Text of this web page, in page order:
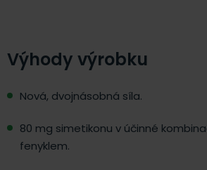
Výhody výrobku
Nová, dvojnásobná síla.
80 mg simetikonu v účinné
fenyklem.